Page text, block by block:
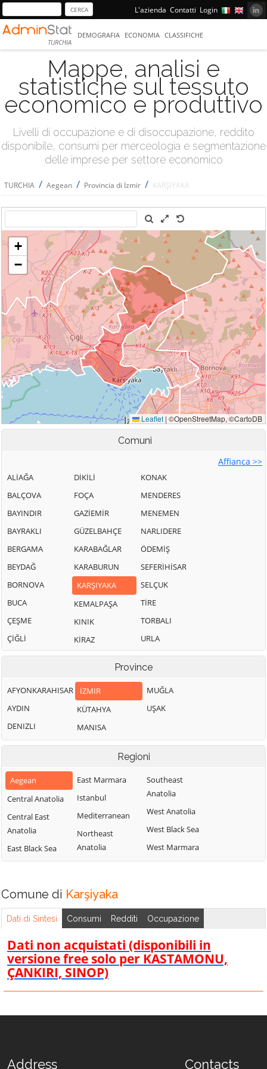
L'azienda Contatti Login
TURCHIA
DEMOGRAFIA ECONOMIA CLASSIFICHE
Mappe, analisi e
statistiche sul tessuto
economico e produttivo
Livelli di occupazione e di disoccupazione, reddito
disponibile, consumi per merceologia e segmentazione
delle imprese per settore economico
TURCHIA / Aegean / Provincia di İzmir / KARŞIYAKA
Comuni
Affianca >>
ALİAĞA
BALÇOVA
BAYINDIR
BAYRAKLI
BERGAMA
BEYDAĞ
BORNOVA
BUCA
ÇEŞME
ÇİĞLİ
DİKİLİ
FOÇA
GAZİEMİR
GÜZELBAHÇE
KARABAĞLAR
KARABURUN
KARŞIYAKA
KEMALPAŞA
KINIK
KİRAZ
KONAK
MENDERES
MENEMEN
NARLIDERE
ÖDEMİŞ
SEFERİHİSAR
SELÇUK
TİRE
TORBALI
URLA
Province
AFYONKARAHISAR
AYDIN
DENIZLI
İZMIR
KÜTAHYA
MANISA
MUĞLA
UŞAK
Regioni
Aegean
Central Anatolia
Central East
Anatolia
East Black Sea
East Marmara
Istanbul
Mediterranean
Northeast
Anatolia
Southeast
Anatolia
West Anatolia
West Black Sea
West Marmara
Comune di Karşiyaka
Dati di Sintesi Consumi Redditi Occupazione
Dati non acquistati (disponibili in
versione free solo per KASTAMONU,
ÇANKIRI, SINOP)
Address Contacts